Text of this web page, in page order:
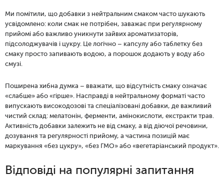
Ми помітили, що добавки з нейтральним смаком часто шукають
усвідомлено: коли смак не потрібен, заважає при регулярному
прийомі або важливо уникнути зайвих ароматизаторів,
підсолоджувачів і цукру. Це логічно – капсулу або таблетку без
смаку просто запивають водою, а порошок додають у воду або
смузі.
Поширена хибна думка – вважати, що відсутність смаку означає
«слабше» або «гірше». Насправді в нейтральному форматі часто
випускають високодозові та спеціалізовані добавки, де важливий
чистий склад: мелатонін, ферменти, амінокислоти, екстракти трав.
Активність добавки залежить не від смаку, а від діючої речовини,
дозування та регулярності прийому, а частина позицій має
маркування «без цукру», «без ГМО» або «вегетаріанський продукт».
Відповіді на популярні запитання